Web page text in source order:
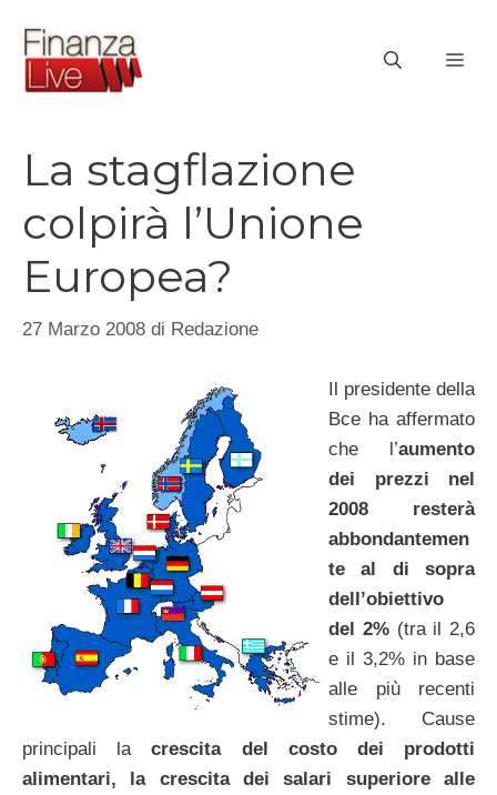
contenuto
La stagflazione
colpirà l’Unione
Europea?
27 Marzo 2008 di Redazione
Il presidente della
Bce ha affermato
che l’aumento
dei prezzi nel
2008 resterà
abbondantemen
te al di sopra
dell’obiettivo
del 2% (tra il 2,6
e il 3,2% in base
alle più recenti
stime). Cause
principali lacrescita del costo dei prodotti
alimentari, la crescita dei salari superiore alle